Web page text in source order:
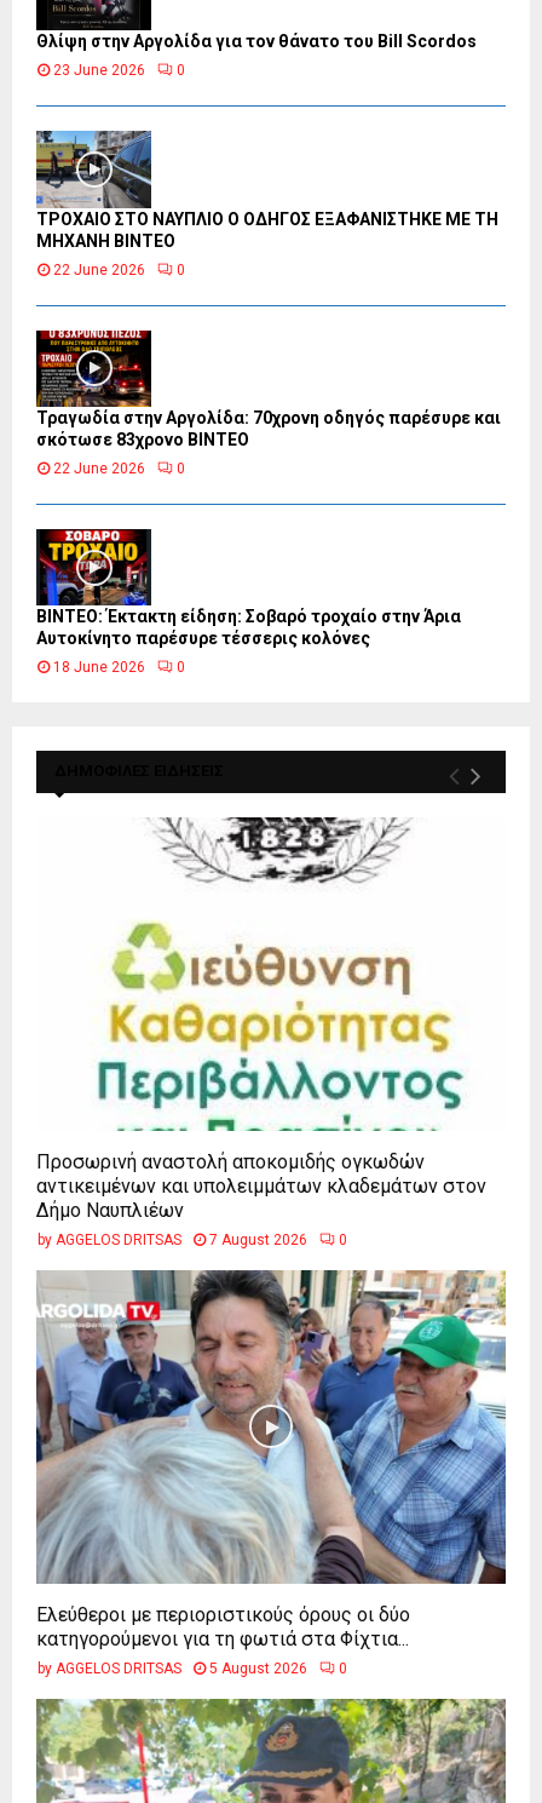
Θλίψη στην Αργολίδα για τον θάνατο του Bill Scordos
23 June 2026 0
ΤΡΟΧΑΙΟ ΣΤΟ ΝΑΥΠΛΙΟ Ο ΟΔΗΓΟΣ ΕΞΑΦΑΝΙΣΤΗΚΕ ΜΕ ΤΗ
ΜΗΧΑΝΗ ΒΙΝΤΕΟ
22 June 2026 0
Τραγωδία στην Αργολίδα: 70χρονη οδηγός παρέσυρε και
σκότωσε 83χρονο ΒΙΝΤΕΟ
22 June 2026 0
ΒΙΝΤΕΟ: Έκτακτη είδηση: Σοβαρό τροχαίο στην Άρια
Αυτοκίνητο παρέσυρε τέσσερις κολόνες
18 June 2026 0
Προσωρινή αναστολή αποκομιδής ογκωδών
αντικειμένων και υπολειμμάτων κλαδεμάτων στον
Δήμο Ναυπλιέων
by AGGELOS DRITSAS 7 August 2026 0
Ελεύθεροι με περιοριστικούς όρους οι δύο
κατηγορούμενοι για τη φωτιά στα Φίχτια...
by AGGELOS DRITSAS 5 August 2026 0